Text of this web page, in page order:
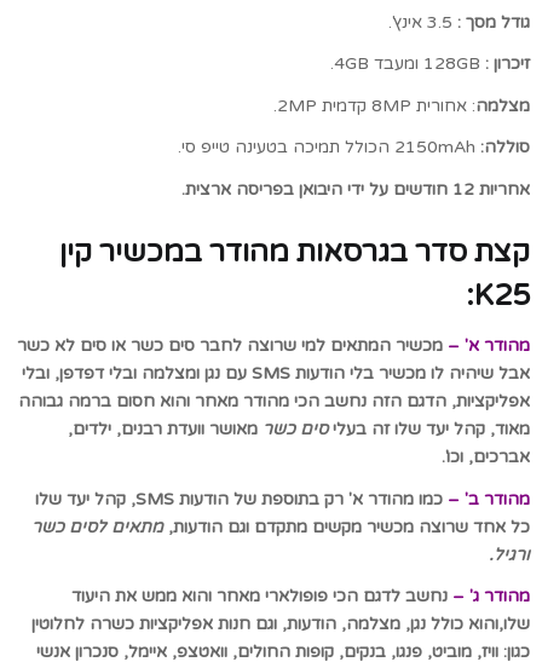
גודל מסך :
זיכרון :
מצלמה: אחורית 8MP קדמית 2MP.
סוללה:
אחריות 12 חודשים על ידי היבואן בפריסה ארצית.
קצת סדר בגרסאות מהודר במכשיר קין
K25:
מהודר א' – מכשיר המתאים למי שרוצה לחבר סים כשר או סים לא כשר
אבל שיהיה לו מכשיר בלי הודעות SMS עם נגן ומצלמה ובלי דפדפן, ובלי
אפליקציות, הדגם הזה נחשב הכי מהודר מאחר והוא חסום ברמה גבוהה
מאוד, קהל יעד שלו זה בעליסים כשר מאושר וועדת רבנים, ילדים,
אברכים, וכו'.
מהודר ב' –
כמו מהודר א' רק בתוספת של הודעות SMS, קהל יעד שלו
כל אחד שרוצה מכשיר מקשים מתקדם וגם הודעות, מתאים לסים כשר
ורגיל.
מהודר ג' – נחשב לדגם הכי פופולארי מאחר והוא ממש את היעוד
שלו,והוא כולל נגן, מצלמה, הודעות, וגם חנות אפליקציות כשרה לחלוטין
כגון: וויז, מוביט, פנגו, בנקים, קופות החולים, וואטצפ, איימל, סנכרון אנשי